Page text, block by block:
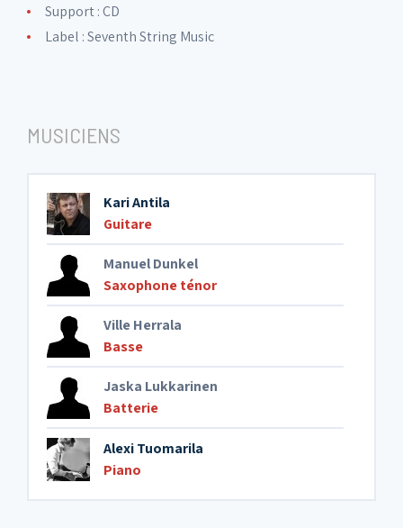
Support : CD
Label :Seventh String Music
MUSICIENS
Kari Antila
Guitare
Manuel Dunkel
Saxophone ténor
Ville Herrala
Basse
Jaska Lukkarinen
Batterie
Alexi Tuomarila
Piano